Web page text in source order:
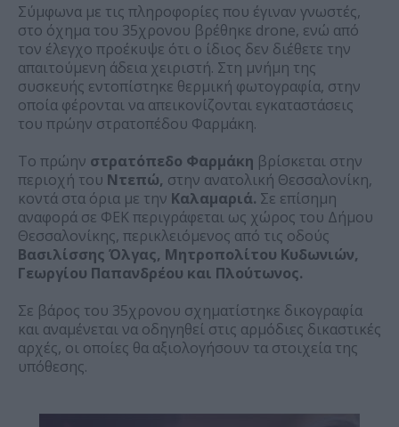
Σύμφωνα με τις πληροφορίες που έγιναν γνωστές,
στο όχημα του 35χρονου βρέθηκε drone, ενώ από
τον έλεγχο προέκυψε ότι ο ίδιος δεν διέθετε την
απαιτούμενη άδεια χειριστή. Στη μνήμη της
συσκευής εντοπίστηκε θερμική φωτογραφία, στην
οποία φέρονται να απεικονίζονται εγκαταστάσεις
του πρώην στρατοπέδου Φαρμάκη.
Το πρώην στρατόπεδο Φαρμάκη βρίσκεται στην
περιοχή του Ντεπώ, στην ανατολική Θεσσαλονίκη,
κοντά στα όρια με την Καλαμαριά. Σε επίσημη
αναφορά σε ΦΕΚ περιγράφεται ως χώρος του Δήμου
Θεσσαλονίκης, περικλειόμενος από τις οδούς
Βασιλίσσης Όλγας, Μητροπολίτου Κυδωνιών,
Γεωργίου Παπανδρέου και Πλούτωνος.
Σε βάρος του 35χρονου σχηματίστηκε δικογραφία
και αναμένεται να οδηγηθεί στις αρμόδιες δικαστικές
αρχές, οι οποίες θα αξιολογήσουν τα στοιχεία της
υπόθεσης.